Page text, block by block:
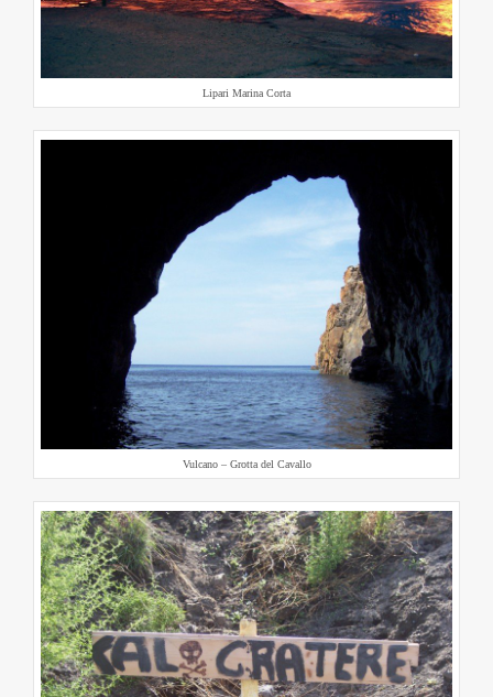
Lipari Marina Corta
Vulcano – Grotta del Cavallo